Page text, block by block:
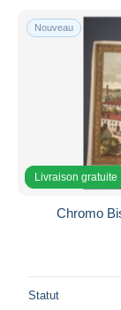
Nouveau
Livraison gratuite
Chromo
Statut